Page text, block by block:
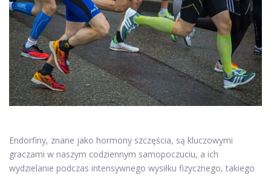
Endorfiny, znane jako hormony szczęścia, są kluczowymi
graczami w naszym codziennym samopoczuciu, a ich
wydzielanie podczas intensywnego wysiłku fizycznego, takiego